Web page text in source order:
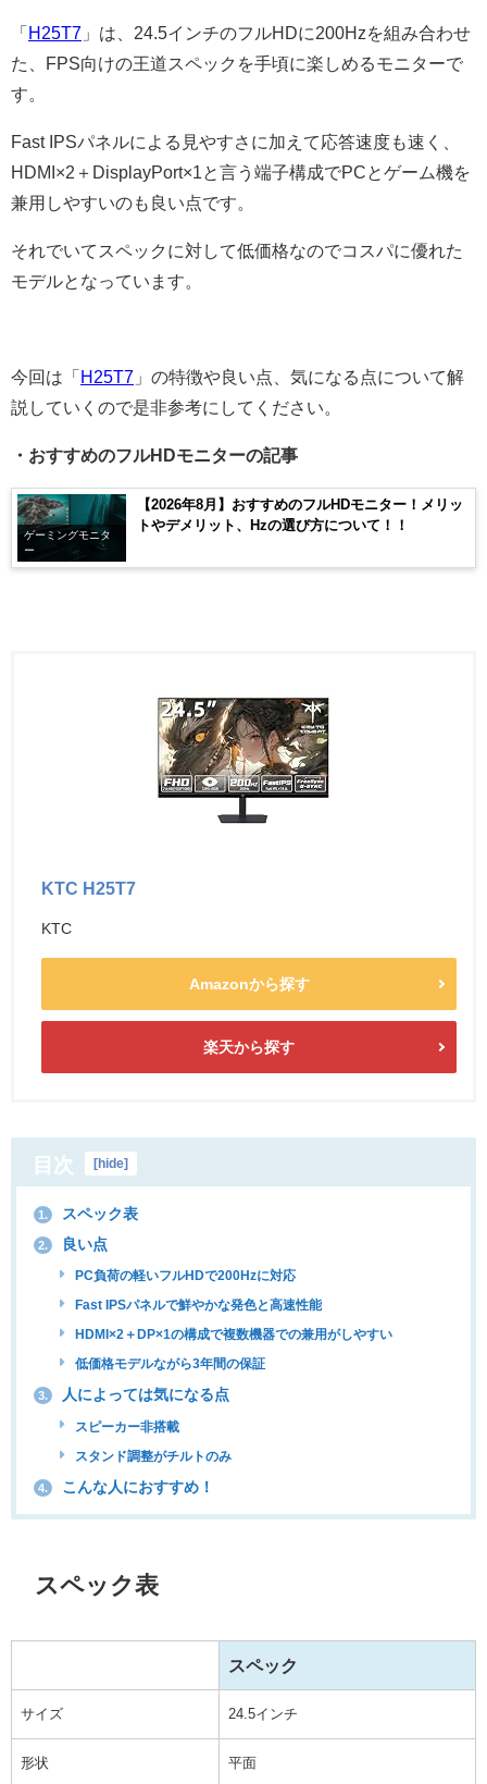
「 H25T7 」は、24.5インチのフルHDに200Hzを組み合わせ
た、FPS向けの王道スペックを手頃に楽しめるモニターで
す。
Fast IPSパネルによる見やすさに加えて応答速度も速く、
HDMI×2＋DisplayPort×1と言う端子構成でPCとゲーム機を
兼用しやすいのも良い点です。
それでいてスペックに対して低価格なのでコスパに優れた
モデルとなっています。
今回は「 H25T7 」の特徴や良い点、気になる点について解
説していくので是非参考にしてください。
・おすすめのフルHDモニターの記事
ゲーミングモニタ
ー
【2026年8月】おすすめのフルHDモニター！メリッ
トやデメリット、Hzの選び方について！！
KTC H25T7
KTC
Amazonから探す
楽天から探す
目次 [hide]
1. スペック表
2. 良い点
PC負荷の軽いフルHDで200Hzに対応
Fast IPSパネルで鮮やかな発色と高速性能
HDMI×2＋DP×1の構成で複数機器での兼用がしやすい
低価格モデルながら3年間の保証
3. 人によっては気になる点
スピーカー非搭載
スタンド調整がチルトのみ
4. こんな人におすすめ！
スペック表
スペック
サイズ 24.5インチ
形状 平面